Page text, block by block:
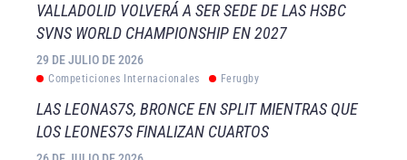
VALLADOLID VOLVERÁ A SER SEDE DE LAS HSBC
SVNS WORLD CHAMPIONSHIP EN 2027
29 DE JULIO DE 2026
Competiciones Internacionales Ferugby
LAS LEONAS7S, BRONCE EN SPLIT MIENTRAS QUE
LOS LEONES7S FINALIZAN CUARTOS